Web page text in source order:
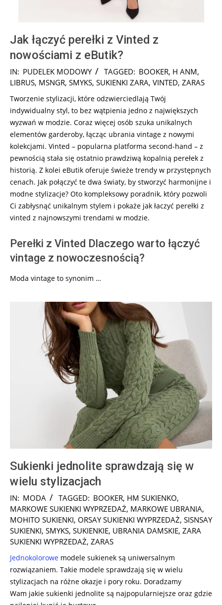
Jak łączyć perełki z Vinted z
nowościami z eButik?
2024-
12-
IN: PUDELEK MODOWY TAGGED: BOOKER, H ANM,
LIBRUS, MSNGR, SMYKS, SUKIENKI ZARA, VINTED, ZARAS
Tworzenie stylizacji, które odzwierciedlają Twój
indywidualny styl, to bez wątpienia jedno z największych
wyzwań w modzie. Coraz więcej osób szuka unikalnych
elementów garderoby, łącząc ubrania vintage z nowymi
kolekcjami. Vinted – popularna platforma second-hand – z
pewnością stała się ostatnio prawdziwą kopalnią perełek z
historią. Z kolei eButik oferuje świeże trendy w przystępnych
cenach. Jak połączyć te dwa światy, by stworzyć harmonijne i
modne stylizacje? Oto kompleksowy poradnik, który pozwoli
Ci zabłysnąć unikalnym stylem i pokaże jak łaczyć perełki z
vinted z najnowszymi trendami w modzie.
Perełki z Vinted Dlaczego warto łączyć
vintage z nowoczesnością?
Moda vintage to synonim …
Sukienki jednolite sprawdzają się w
wielu stylizacjach
2024-
12-
13
IN: MODA TAGGED: BOOKER, HM SUKIENKO,
MARKOWE SUKIENKI WYPRZEDAŻ, MARKOWE UBRANIA,
MOHITO SUKIENKI, ORSAY SUKIENKI WYPRZEDAŻ, SISNSAY
SUKIENKI, SMYKS, SUKIENKIE, UBRANIA DAMSKIE, ZARA
SUKIENKI WYPRZEDAŻ, ZARAS
Jednokolorowe modele sukienek są uniwersalnym
rozwiązaniem. Takie modele sprawdzają się w wielu
stylizacjach na różne okazje i pory roku. Doradzamy
Wam jakie sukienki jednolite są najpopularniejsze oraz gdzie